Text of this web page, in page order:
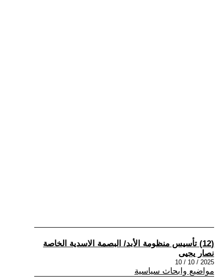
(12) تأسيس منظومة الأبد/ البصمة الاسدية الخاصة
نصار يحيى
2025 / 10 / 10
مواضيع وابحاث سياسية